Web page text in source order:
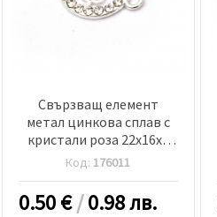
Свързващ елемент
метал цинкова сплав с
кристали роза 22x16x2
мм дупка 2 мм цвят
сребро
Код: 176011
0.50€/0.98 лв.